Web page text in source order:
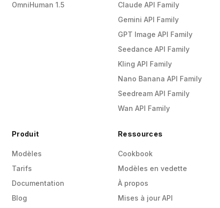
OmniHuman 1.5
Claude API Family
Gemini API Family
GPT Image API Family
Seedance API Family
Kling API Family
Nano Banana API Family
Seedream API Family
Wan API Family
Produit
Modèles
Tarifs
Documentation
Blog
Ressources
Cookbook
Modèles en vedette
À propos
Mises à jour API